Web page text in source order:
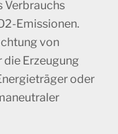
Verbrauchs
Emissionen.
von
Erzeugung
oder